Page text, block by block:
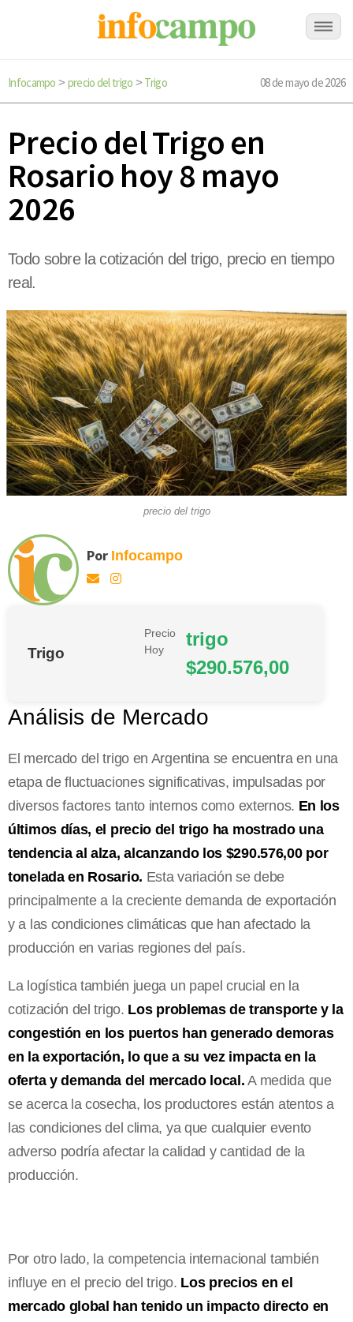
Infocampo > precio del trigo > Trigo 08 de mayo de 2026
Precio del Trigo en
Rosario hoy 8 mayo
2026
Todo sobre la cotización del trigo, precio en tiempo
real.
precio del trigo
Por Infocampo
Trigo
Precio
Hoy
trigo
$290.576,00
Análisis de Mercado
El mercado del trigo en Argentina se encuentra en una
etapa de fluctuaciones significativas, impulsadas por
diversos factores tanto internos como externos. En los
últimos días, el precio del trigo ha mostrado una
tendencia al alza, alcanzando los $290.576,00 por
tonelada en Rosario. Esta variación se debe
principalmente a la creciente demanda de exportación
y a las condiciones climáticas que han afectado la
producción en varias regiones del país.
La logística también juega un papel crucial en la
cotización del trigo. Los problemas de transporte y la
congestión en los puertos han generado demoras
en la exportación, lo que a su vez impacta en la
oferta y demanda del mercado local. A medida que
se acerca la cosecha, los productores están atentos a
las condiciones del clima, ya que cualquier evento
adverso podría afectar la calidad y cantidad de la
producción.
Por otro lado, la competencia internacional también
influye en el precio del trigo. Los precios en el
mercado global han tenido un impacto directo en